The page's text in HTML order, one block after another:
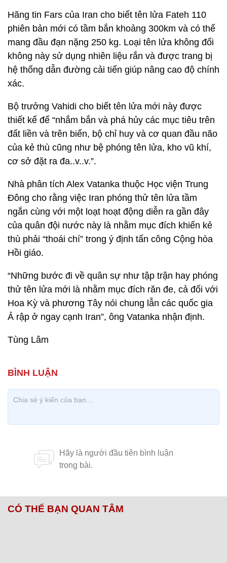
Hãng tin Fars của Iran cho biết tên lửa Fateh 110
phiên bản mới có tầm bắn khoảng 300km và có thể
mang đầu đạn nặng 250 kg. Loại tên lửa không đối
không này sử dụng nhiên liệu rắn và được trang bị
hệ thống dẫn đường cải tiến giúp nâng cao độ chính
xác.
Bộ trưởng Vahidi cho biết tên lửa mới này được
thiết kế để “nhắm bắn và phá hủy các mục tiêu trên
đất liền và trên biển, bộ chỉ huy và cơ quan đầu não
của kẻ thù cũng như bệ phóng tên lửa, kho vũ khí,
cơ sở đặt ra đa..v..v.”.
Nhà phân tích Alex Vatanka thuộc Học viện Trung
Đông cho rằng việc Iran phóng thử tên lửa tầm
ngắn cùng với một loạt hoạt động diễn ra gần đây
của quân đội nước này là nhằm mục đích khiến kẻ
thù phải “thoái chí” trong ý định tấn công Cộng hòa
Hồi giáo.
“Những bước đi về quân sự như tập trận hay phóng
thử tên lửa mới là nhằm mục đích răn đe, cả đối với
Hoa Kỳ và phương Tây nói chung lẫn các quốc gia
Ả rập ở ngay cạnh Iran”, ông Vatanka nhận định.
Tùng Lâm
CÓ THỂ BẠN QUAN TÂM